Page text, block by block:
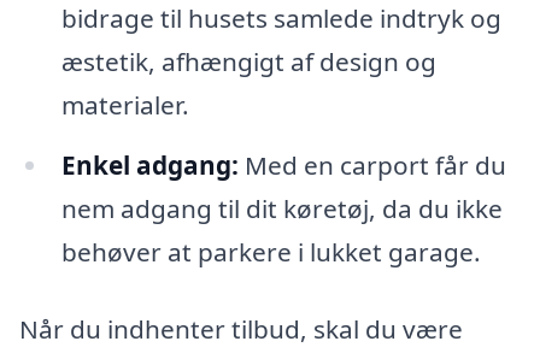
bidrage til husets samlede indtryk og
æstetik, afhængigt af design og
materialer.
Enkel adgang: Med en carport får du
nem adgang til dit køretøj, da du ikke
behøver at parkere i lukket garage.
Når du indhenter tilbud, skal du være